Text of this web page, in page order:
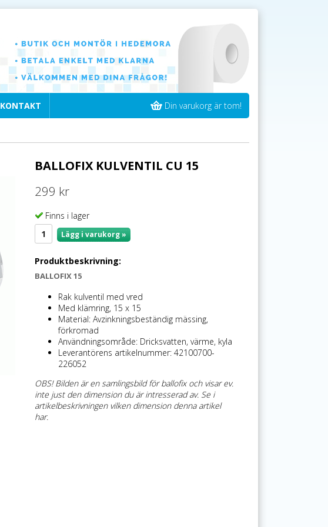
KONTAKT Din varukorg är tom!
BALLOFIX KULVENTIL CU 15
299 kr
Finns i lager
Lägg i varukorg »
Produktbeskrivning:
BALLOFIX 15
Rak kulventil med vred
Med klämring, 15 x 15
Material: Avzinkningsbeständig mässing,
förkromad
Användningsområde: Dricksvatten, värme, kyla
Leverantörens artikelnummer: 42100700-
226052
OBS! Bilden är en samlingsbild för ballofix och visar ev.
inte just den dimension du är intresserad av. Se i
artikelbeskrivningen vilken dimension denna artikel
har.